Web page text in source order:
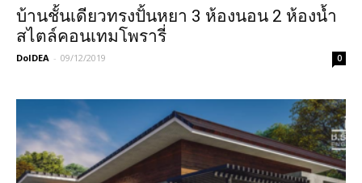
บ้านชั้นเดียวทรงปั้นหยา 3 ห้องนอน 2 ห้องน้ำ
สไตล์คอนเทมโพรารี่
DoIDEA - 09/12/2019 0